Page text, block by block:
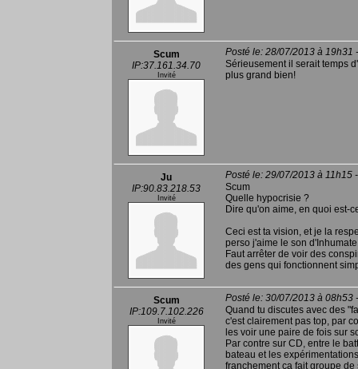
Scum
IP:37.161.34.70
Invité
Posté le: 28/07/2013 à 19h31
Sérieusement il serait temps
plus grand bien!
Ju
IP:90.83.218.53
Invité
Posté le: 29/07/2013 à 11h15
Scum
Quelle hypocrisie ?
Dire qu'on aime, en quoi est-
Ceci est ta vision, et je la
perso j'aime le son
Faut arrêter de voir des
des gens qui fonctionnent
Scum
IP:109.7.102.226
Invité
Posté le: 30/07/2013 à 08h53
Quand tu discutes avec des
c'est clairement pas top, par
les voir une paire de fois sur
Par contre sur CD, entre le
bateau et les
franchement ça fait groupe